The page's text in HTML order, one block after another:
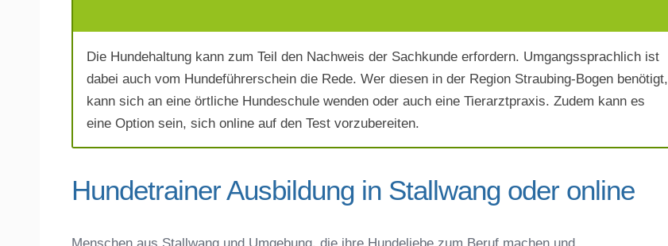
Telefonnummer*
Die Hundehaltung kann zum Teil den Nachweis der Sachkunde erfordern. Umgangssprachlich ist
dabei auch vom Hundeführerschein die Rede. Wer diesen in der Region Straubing-Bogen benötigt,
kann sich an eine örtliche Hundeschule wenden oder auch eine Tierarztpraxis. Zudem kann es
eine Option sein, sich online auf den Test vorzubereiten.
Hundetrainer Ausbildung in Stallwang oder online
Menschen aus Stallwang und Umgebung, die ihre Hundeliebe zum Beruf machen und